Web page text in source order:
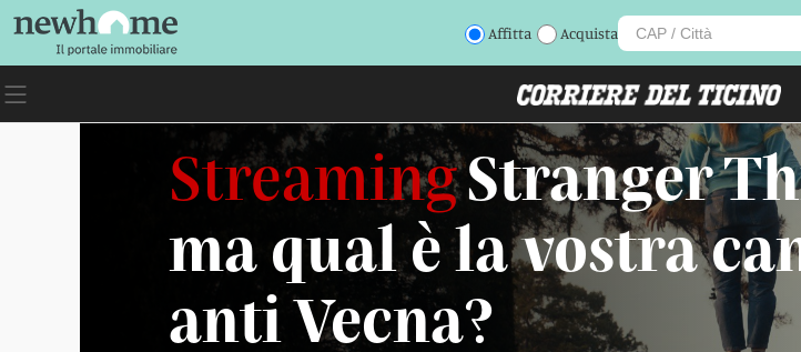
Affitta Acquista
StreamingStranger
ma qual è la vostra
anti Vecna?